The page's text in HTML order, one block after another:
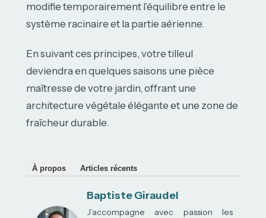
modifie temporairement l’équilibre entre le
système racinaire et la partie aérienne.
En suivant ces principes, votre tilleul
deviendra en quelques saisons une pièce
maîtresse de votre jardin, offrant une
architecture végétale élégante et une zone de
fraîcheur durable.
À propos Articles récents
Baptiste Giraudel
J’accompagne avec passion les